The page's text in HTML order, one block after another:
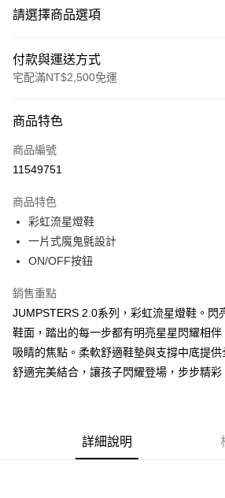
請選擇商品選項
付款與運送方式
宅配滿NT$2,500免運
信用卡一次付款
LINE Pay
相關說明
【大哥付你分期使用說明】
1.本服務由台灣大哥大提供，台灣大哥大用戶可立
2.付款方式選擇「大哥付你分期」，訂單成立後
流程，驗證手機門號後，選擇欲分期的期數、繳
3.實際核准額度、可分期數及費用金額請依後續交
4.訂單成立30分鐘內，如未前往確認交易或遇審
消。如遇「轉專審核」未通過狀況，表示未達大
法說明評估內容。
【繳款方式說明】
1.分期款項不併入電信帳單，「大哥付你分期」
ATM付款
宅配
商品特色
商品編號
11549751
商品特色
彩虹流星燈鞋
一片式魔鬼氈設計
ON/OFF按鈕
銷售重點
JUMPSTERS 2.0系列，彩虹流星燈鞋。閃
鞋面，踏出的每一步都有明亮星星閃耀相
吸睛的焦點。柔軟舒適鞋墊與支撐中底提
舒適完美結合，讓孩子閃耀登場，步步精彩
詳細說明